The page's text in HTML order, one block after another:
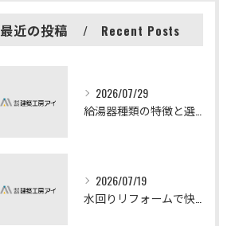
最近の投稿 Recent Posts
2026/07/29
2026/07/19